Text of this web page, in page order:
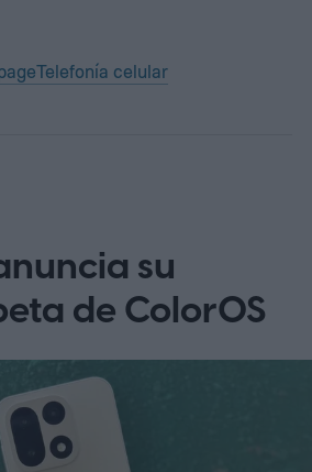
Telefonía celular
su
de ColorOS